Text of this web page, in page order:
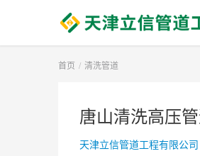
首页 清洗管道
唐山清洗高压
天津立信管道工程有限公司